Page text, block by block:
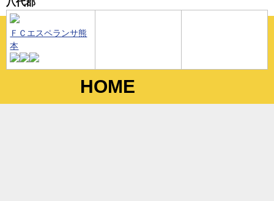
ＦＣエスペランサ熊
本
HOME